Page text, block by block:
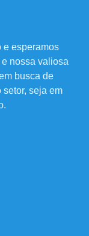
e esperamos
nossa valiosa
busca de
seja em